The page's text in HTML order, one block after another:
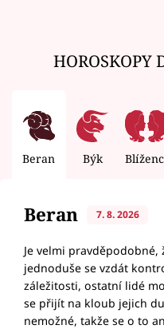
HOROSKOPY
Beran Býk
Beran 7. 8. 2026
Je velmi
jednoduše se vzdát
záležitosti, ostatní lidé
se přijít na kloub jejich
nemožné, takže se o to